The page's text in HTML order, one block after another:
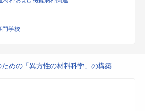
門学校
めの「異方性の材料科学」の構築